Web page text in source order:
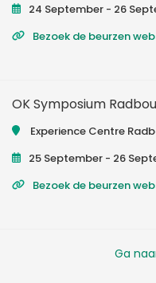
24 September - 26
Bezoek de beurzen
OK Symposium
Experience Centre
25 September - 26
Bezoek de beurzen
Ga